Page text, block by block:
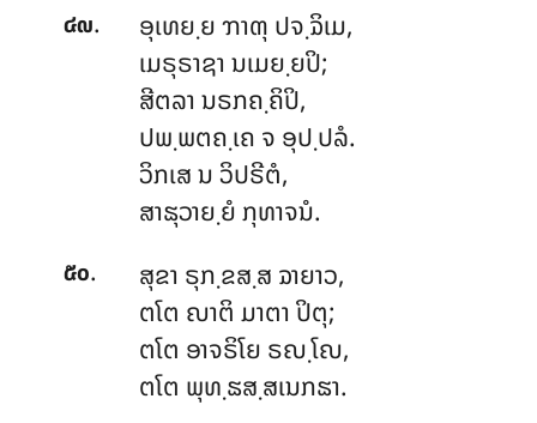
໔໙.
ອຸເທຍ຺ຍ ຠາຓຸ ປຈ຺ຉິເມ,
ເມຣຸຣາຊາ ນເມຍ຺ຍປິ;
ສີຕລາ ນຣກຄ຺ຄິປິ,
ປພ຺ພຕຄ຺ເຄ ຈ ອຸປ຺ປລໍ.
ວິກເສ ນ ວິປຣີຕໍ,
ສາຘຸວາຍ຺ຍໍ ກຸທາຈນໍ.
໕໐.
ສຸຂາ ຣຸກ຺ຂສ຺ສ ຉາຍາວ,
ຕໂຕ ຎາຕິ ມາຕາ ປິຕຸ;
ຕໂຕ ອາຈຣິໂຍ ຣຎ຺ໂຎ,
ຕໂຕ ພຸທ຺ຘສ຺ສເນກຘາ.